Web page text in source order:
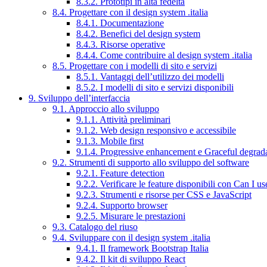
8.4. Progettare con il design system .italia
8.4.1. Documentazione
8.4.2. Benefici del design system
8.4.3. Risorse operative
8.4.4. Come contribuire al design system .italia
8.5. Progettare con i modelli di sito e servizi
8.5.1. Vantaggi dell’utilizzo dei modelli
8.5.2. I modelli di sito e servizi disponibili
9. Sviluppo dell’interfaccia
9.1. Approccio allo sviluppo
9.1.1. Attività preliminari
9.1.2. Web design responsivo e accessibile
9.1.3. Mobile first
9.1.4. Progressive enhancement e Graceful
9.2. Strumenti di supporto allo sviluppo del software
9.2.1. Feature detection
9.2.2. Verificare le feature disponibili con Can I
9.2.3. Strumenti e risorse per CSS e JavaScript
9.2.4. Supporto browser
9.2.5. Misurare le prestazioni
9.3. Catalogo del riuso
9.4. Sviluppare con il design system .italia
9.4.1. Il framework Bootstrap Italia
9.4.2. Il kit di sviluppo React